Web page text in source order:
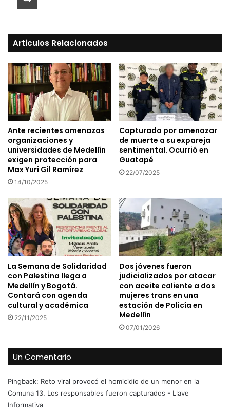
Articulos Relacionados
Ante recientes amenazas
organizaciones y
universidades de Medellín
exigen protección para
Max Yuri Gil Ramírez
14/10/2025
Capturado por amenazar
de muerte a su expareja
sentimental. Ocurrió en
Guatapé
22/07/2025
La Semana de Solidaridad
con Palestina llega a
Medellín y Bogotá.
Contará con agenda
cultural y académica
22/11/2025
Dos jóvenes fueron
judicializados por atacar
con aceite caliente a dos
mujeres trans en una
estación de Policía en
Medellín
07/01/2026
Un Comentario
Pingback: Reto viral provocó el homicidio de un menor en la
Comuna 13. Los responsables fueron capturados - Llave
Informativa